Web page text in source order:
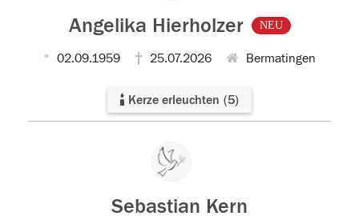
Angelika Hierholzer NEU
02.09.1959 25.07.2026 Bermatingen
Kerze erleuchten (5)
Sebastian Kern